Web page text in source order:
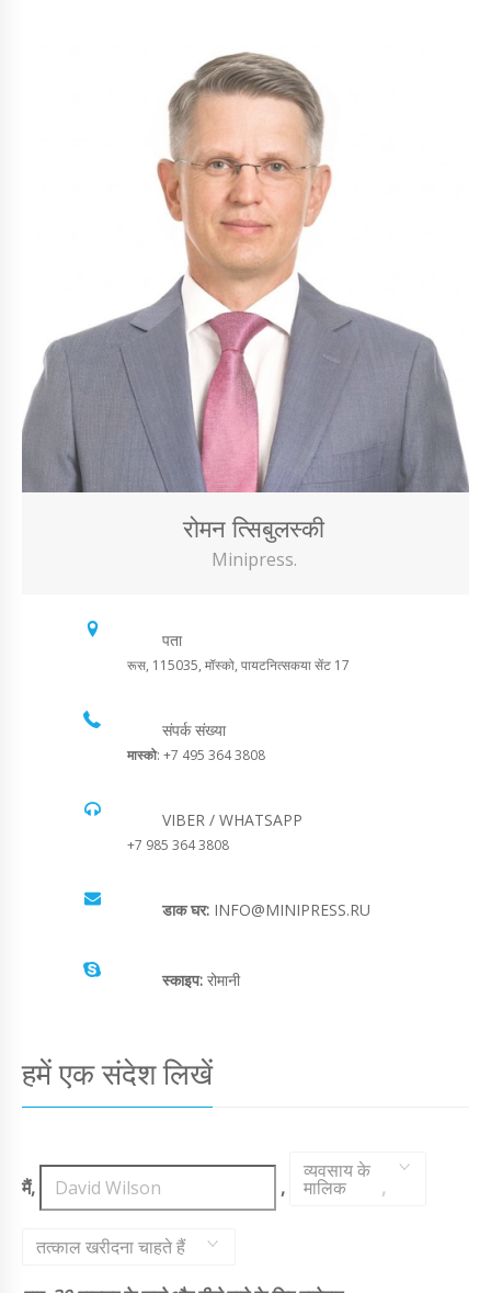
रोमन त्सिबुलस्की
Minipress.
पता
रूस, 115035, मॉस्को, पायटनित्सकया सेंट 17
संपर्क संख्या
मास्को: +7 495 364 3808
VIBER / WHATSAPP
+7 985 364 3808
डाक घर: INFO@MINIPRESS.RU
स्काइप: रोमानी
हमें एक संदेश लिखें
मैं, ,
व्यवसाय के
मालिक ,
तत्काल खरीदना चाहते हैं